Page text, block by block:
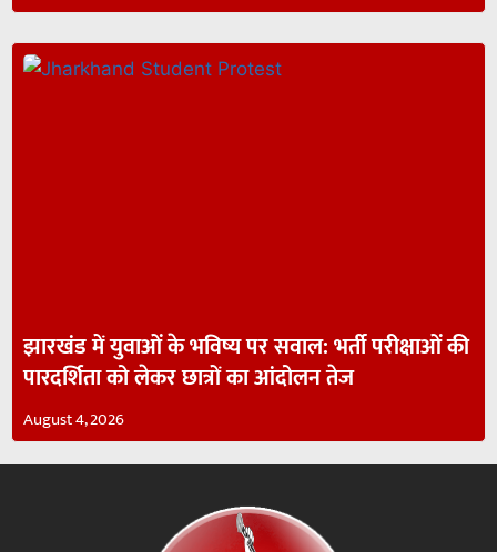
झारखंड में युवाओं के भविष्य पर सवाल: भर्ती परीक्षाओं की
पारदर्शिता को लेकर छात्रों का आंदोलन तेज
August 4, 2026